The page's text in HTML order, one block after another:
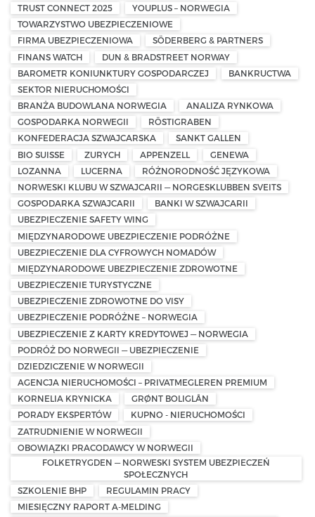
TRUST CONNECT 2025
YOUPLUS – NORWEGIA
TOWARZYSTWO UBEZPIECZENIOWE
FIRMA UBEZPIECZENIOWA
SÖDERBERG & PARTNERS
FINANS WATCH
DUN & BRADSTREET NORWAY
BAROMETR KONIUNKTURY GOSPODARCZEJ
BANKRUCTWA
SEKTOR NIERUCHOMOŚCI
BRANŻA BUDOWLANA NORWEGIA
ANALIZA RYNKOWA
GOSPODARKA NORWEGII
RÖSTIGRABEN
KONFEDERACJA SZWAJCARSKA
SANKT GALLEN
BIO SUISSE
ZURYCH APPENZELL
GENEWA
LOZANNA
LUCERNA
RÓŻNORODNOŚĆ JĘZYKOWA
NORWESKI KLUBU W SZWAJCARII — NORGESKLUBBEN SVEITS
GOSPODARKA SZWAJCARII
BANKI W SZWAJCARII
UBEZPIECZENIE SAFETY WING
MIĘDZYNARODOWE UBEZPIECZENIE PODRÓŻNE
UBEZPIECZENIE DLA CYFROWYCH NOMADÓW
MIĘDZYNARODOWE UBEZPIECZENIE ZDROWOTNE
UBEZPIECZENIE TURYSTYCZNE
UBEZPIECZENIE ZDROWOTNE DO VISY
UBEZPIECZENIE PODRÓŻNE – NORWEGIA
UBEZPIECZENIE Z KARTY KREDYTOWEJ — NORWEGIA
PODRÓŻ DO NORWEGII — UBEZPIECZENIE
DZIEDZICZENIE W NORWEGII
AGENCJA NIERUCHOMOŚCI – PRIVATMEGLEREN PREMIUM
KORNELIA KRYNICKA
GRØNT BOLIGLÅN
PORADY EKSPERTÓW
KUPNO - NIERUCHOMOŚCI
ZATRUDNIENIE W NORWEGII
OBOWIĄZKI PRACODAWCY W NORWEGII
FOLKETRYGDEN — NORWESKI SYSTEM UBEZPIECZEŃ
SPOŁECZNYCH
SZKOLENIE BHP
REGULAMIN PRACY
MIESIĘCZNY RAPORT A-MELDING